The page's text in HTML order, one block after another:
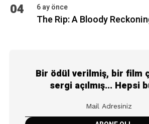
04 6 ay önce
The Rip: A Bloody
Bir ödül verilmiş, bir film
sergi açılmış... Hepsi